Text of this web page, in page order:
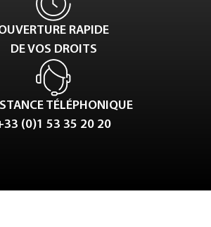
RAPIDE
DE VOS DROITS
TÉLÉPHONIQUE
(0)1 53 35 20 20